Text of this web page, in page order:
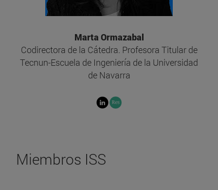
Marta Ormazabal
Codirectora de la Cátedra. Profesora Titular de
Tecnun-Escuela de Ingeniería de la Universidad
de Navarra
Miembros ISS